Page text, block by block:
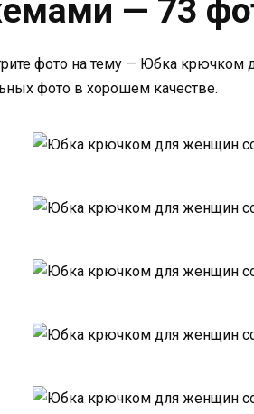
— 73
фото на тему — Юбка крючком
фото в хорошем качестве.